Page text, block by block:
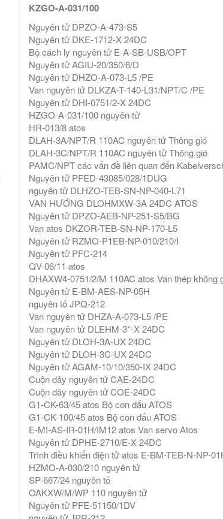
KZGO-A-031/100
Nguyên tử DPZO-A-473-S5
Nguyên tử DKE-1712-X 24DC
Bộ cách ly nguyên tử E-A-SB-USB/OPT
Nguyên tử AGIU-20/350/6/D
Nguyên tử DHZO-A-073-L5 /PE
Van nguyên tử DLKZA-T-140-L31/NPT/C /PE
Nguyên tử DHI-0751/2-X 24DC
HZGO-A-031/100 nguyên tử
HR-013/8 atos
DLAH-3A/NPT/R 110AC nguyên tử Thông gió
DLAH-3C/NPT/R 110AC nguyên tử Thông gió
PAMC/NPT các vấn đề liên quan đến
Nguyên tử PFED-43085/028/1DUG
nguyên tử DLHZO-TEB-SN-NP-040-L71
VAN HƯỚNG DLOHMXW-3A 24DC ATOS
Nguyên tử DPZO-AEB-NP-251-S5/BG
Van atos DKZOR-TEB-SN-NP-170-L5
Nguyên tử RZMO-P1EB-NP-010/210/I
Nguyên tử PFC-214
QV-06/11 atos
DHAXW4-0751/2/M 110AC atos Van thép không
Nguyên tử E-BM-AES-NP-05H
nguyên tố JPQ-212
Van nguyên tử DHZA-A-073-L5 /PE
Van nguyên tử DLEHM-3*-X 24DC
Nguyên tử DLOH-3A-UX 24DC
Nguyên tử DLOH-3C-UX 24DC
Nguyên tử AGAM-10/10/350-IX 24DC
Cuộn dây nguyên tử CAE-24DC
Cuộn dây nguyên tử COE-24DC
G1-CK-63/45 atos Bộ con dấu ATOS
G1-CK-100/45 atos Bộ con dấu ATOS
E-MI-AS-IR-01H/IM12 atos Van servo Atos
Nguyên tử DPHE-2710/E-X 24DC
Trình điều khiển điện tử atos E-BM-TEB-N-NP-
HZMO-A-030/210 nguyên tử
SP-667/24 nguyên tố
OAKXW/M/WP 110 nguyên tử
Nguyên tử PFE-51150/1DV